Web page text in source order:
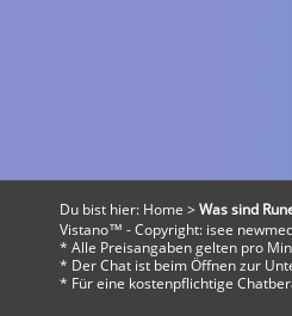
Du bist hier: Home > Was sind
Vistano™ - Copyright: isee
* Alle Preisangaben gelten pro
* Der Chat ist beim Öffnen zur
* Für eine kostenpflichtige